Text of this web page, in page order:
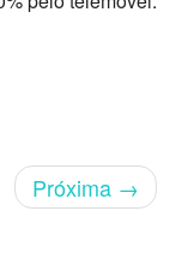
Próxima →